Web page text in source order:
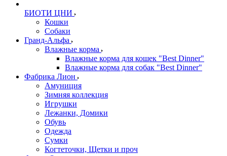
БИОТИ ЦНИ
Кошки
Собаки
Гранд-Альфа
Влажные корма
Влажные корма для кошек "Best Dinner"
Влажные корма для собак "Best Dinner"
Фабрика Лион
Амуниция
Зимняя коллекция
Игрушки
Лежанки, Домики
Обувь
Одежда
Сумки
Когтеточки, Щетки и проч